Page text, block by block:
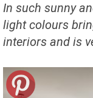
In such sunny
light colours
interiors and is